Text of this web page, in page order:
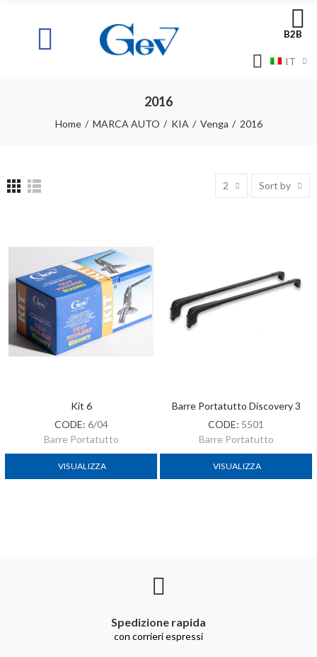
B2B
IT
2016
Home MARCA AUTO KIA Venga 2016
2 Sort by
Kit 6
CODE: 6/04
Barre Portatutto
VISUALIZZA
Barre Portatutto Discovery 3
CODE: 5501
Barre Portatutto
VISUALIZZA
Spedizione rapida
con corrieri espressi